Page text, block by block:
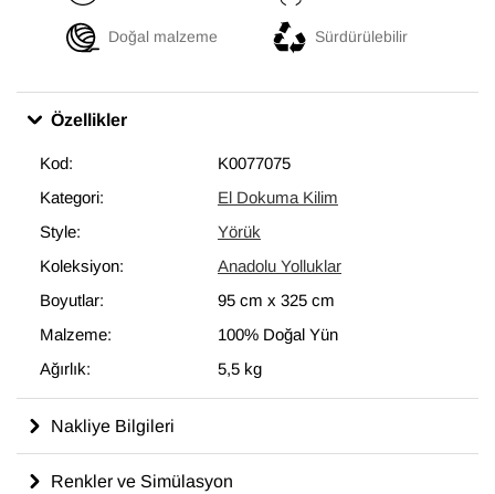
Doğal malzeme Sürdürülebilir
Özellikler
Kod:
K0077075
Kategori:
El Dokuma Kilim
Style:
Yörük
Koleksiyon:
Anadolu Yolluklar
Boyutlar:
95 cm x 325 cm
Malzeme:
100% Doğal Yün
Ağırlık:
5,5 kg
Nakliye Bilgileri
Renkler ve Simülasyon